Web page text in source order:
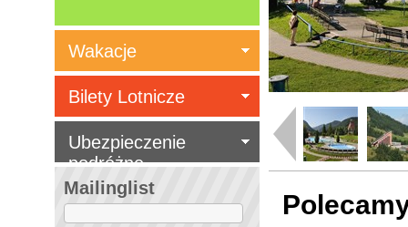
Wakacje
Mailinglist
Bilety Lotnicze
Ubezpieczenie
podróżne